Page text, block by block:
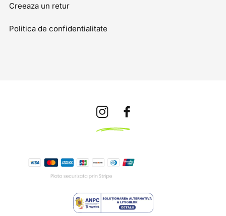
Creeaza un retur
Politica de confidentialitate